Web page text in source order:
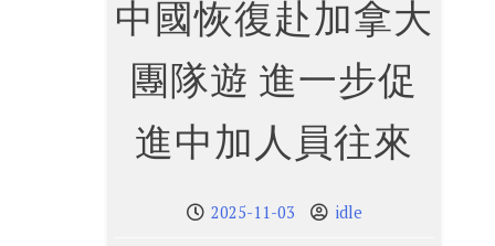
中國恢復赴加拿大
團隊遊 進一步促
進中加人員往來
2025-11-03 idle